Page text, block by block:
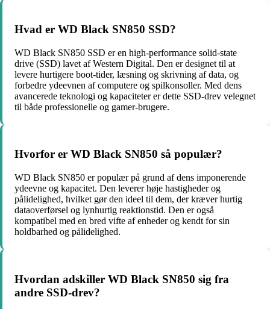
Hvad er WD Black SN850 SSD?
WD Black SN850 SSD er en high-performance solid-state
drive (SSD) lavet af Western Digital. Den er designet til at
levere hurtigere boot-tider, læsning og skrivning af data, og
forbedre ydeevnen af ​​computere og spilkonsoller. Med dens
avancerede teknologi og kapaciteter er dette SSD-drev velegnet
til både professionelle og gamer-brugere.
Hvorfor er WD Black SN850 så populær?
WD Black SN850 er populær på grund af dens imponerende
ydeevne og kapacitet. Den leverer høje hastigheder og
pålidelighed, hvilket gør den ideel til dem, der kræver hurtig
dataoverførsel og lynhurtig reaktionstid. Den er også
kompatibel med en bred vifte af enheder og kendt for sin
holdbarhed og pålidelighed.
Hvordan adskiller WD Black SN850 sig fra
andre SSD-drev?